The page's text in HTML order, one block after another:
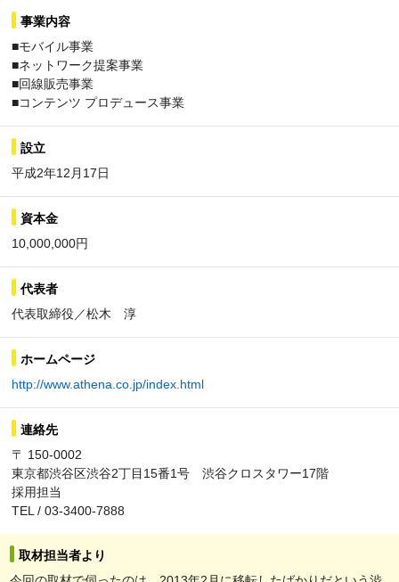
事業内容
■モバイル事業
■ネットワーク提案事業
■回線販売事業
■コンテンツ プロデュース事業
設立
平成2年12月17日
資本金
10,000,000円
代表者
代表取締役／松木 淳
ホームページ
http://www.athena.co.jp/index.html
連絡先
〒 150-0002
東京都渋谷区渋谷2丁目15番1号 渋谷クロスタワー17階
採用担当
TEL / 03-3400-7888
取材担当者より